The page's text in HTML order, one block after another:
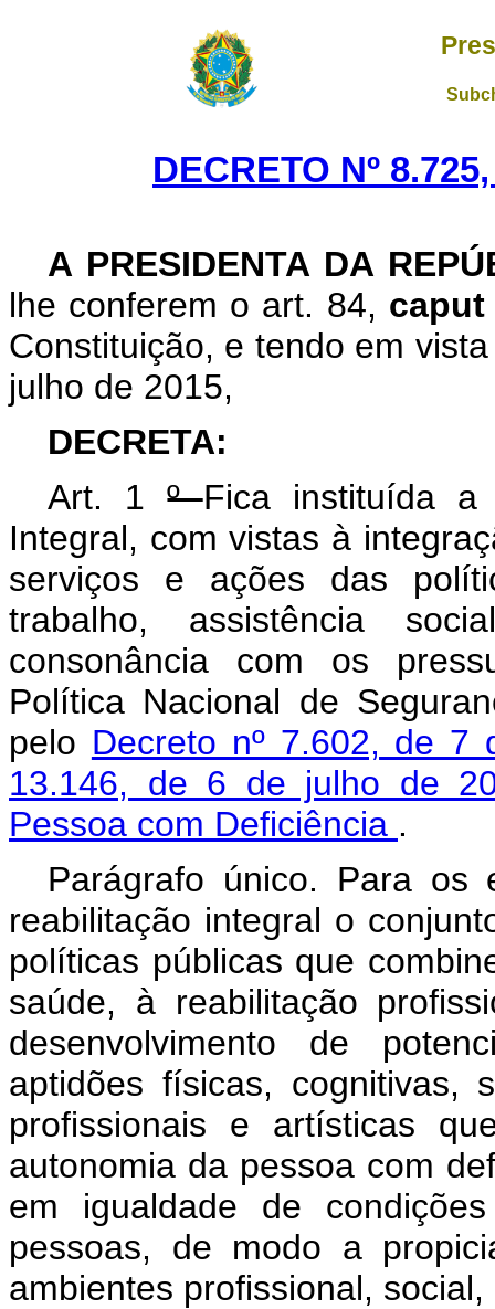
DECRETO Nº
A PRESIDENTA DA
lhe conferem o art. 84,
Constituição, e tendo em
julho de 2015,
DECRETA:
Art. 1ºFica instituída a
Integral, com vistas à
serviços e ações das
trabalho, assistência
consonância com os
Política Nacional de
pelo Decreto nº 7.602, de
13.146, de 6 de julho de
Pessoa com Deficiência .
Parágrafo único. Para os
reabilitação integral o
políticas públicas que
saúde, à reabilitação
desenvolvimento de
aptidões físicas, cognitivas,
profissionais e artísticas
autonomia da pessoa com
em igualdade de
pessoas, de modo a
ambientes profissional,